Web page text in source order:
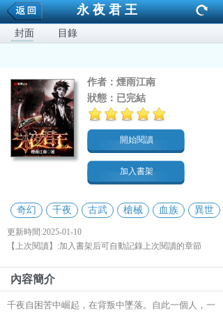
永夜君王
封面 目錄
作者： 煙雨江南
狀態： 已完結
開始閱讀
加入書架
奇幻 千夜 古武 槍械 血族 異世
更新時間:2025-01-10
【上次閱讀】:加入書架后可自動記錄上次閱讀的章節
內容簡介
千夜自困苦中崛起，在背叛中墜落。自此一個人，一